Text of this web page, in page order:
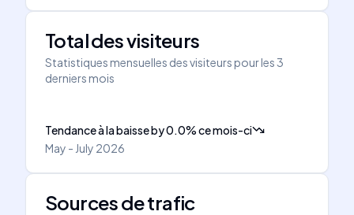
Total des visiteurs
Statistiques mensuelles des visiteurs pour les 3
derniers mois
Tendance à la baisseby0.0%ce mois-ci
May - July 2026
Sources de trafic